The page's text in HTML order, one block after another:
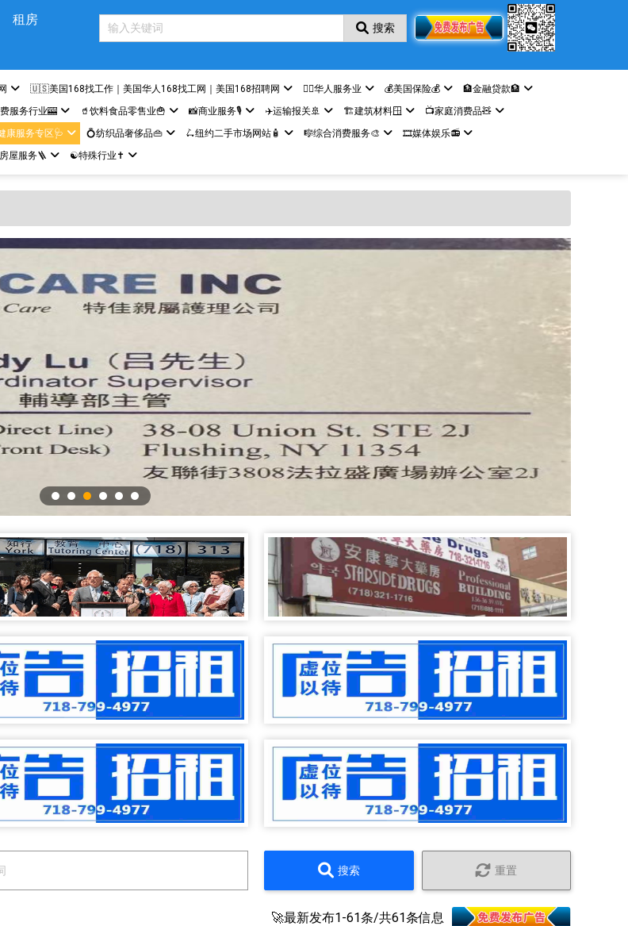
租房
搜索
🇺🇸美国168找工作｜美国华人168找工网｜美国168招聘网 🤵‍♀️华人服务业 💰美国保险💰
🏦金融贷款🏦
服务行业🎰 🥤饮料食品零售业🍟 📸商业服务🎙️ ✈️运输报关🚢 🏗️建筑材料🪟
📺家庭消费品🧸
康服务专区🩺 💍纺织品奢侈品👜 🛴纽约二手市场网站🧴 🎼综合消费服务🎨
🎞️媒体娱乐📻
屋服务🪜 ☯️特殊行业✝️
搜索 重置
🚀最新发布1-61条/共61条信息